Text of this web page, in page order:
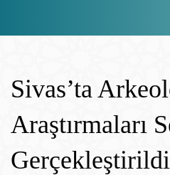
Sivas’ta
Araştırmaları
Gerçekleştirildi